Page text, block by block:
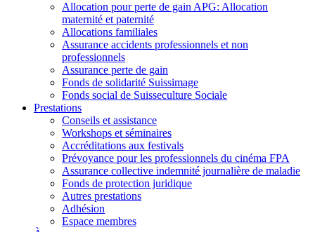
Allocation pour perte de gain APG: Allocation
maternité et paternité
Allocations familiales
Assurance accidents professionnels et non
professionnels
Assurance perte de gain
Fonds de solidarité Suissimage
Fonds social de Suisseculture Sociale
Prestations
Conseils et assistance
Workshops et séminaires
Accréditations aux festivals
Prévoyance pour les professionnels du cinéma FPA
Assurance collective indemnité journalière de maladie
Fonds de protection juridique
Autres prestations
Adhésion
Espace membres